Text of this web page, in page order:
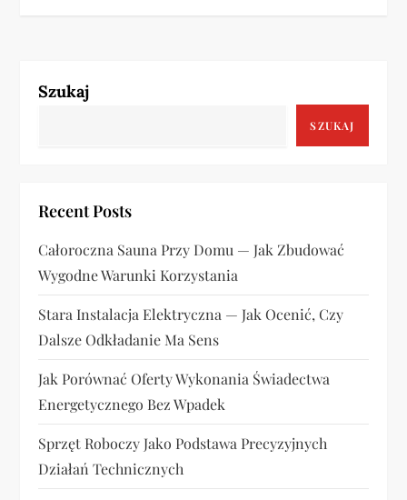
a
a
w
p
i
s
u
Szukaj
SZUKAJ
Recent Posts
Całoroczna Sauna Przy Domu — Jak Zbudować
Wygodne Warunki Korzystania
Stara Instalacja Elektryczna — Jak Ocenić, Czy
Dalsze Odkładanie Ma Sens
Jak Porównać Oferty Wykonania Świadectwa
Energetycznego Bez Wpadek
Sprzęt Roboczy Jako Podstawa Precyzyjnych
Działań Technicznych